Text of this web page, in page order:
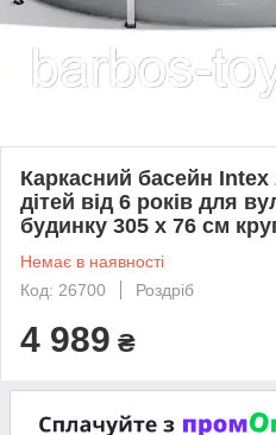
Каркасний басейн Intex
дітей від 6 років для
будинку 305 х 76 см
Немає в наявності
Код: 26700
Роздріб
4 989 ₴